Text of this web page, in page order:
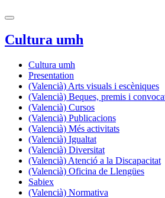
Cultura umh
Cultura umh
Presentation
(Valencià) Arts visuals i escèniques
(Valencià) Beques, premis i
(Valencià) Cursos
(Valencià) Publicacions
(Valencià) Més activitats
(Valencià) Igualtat
(Valencià) Diversitat
(Valencià) Atenció a la Discapacitat
(Valencià) Oficina de Llengües
Sabiex
(Valencià) Normativa